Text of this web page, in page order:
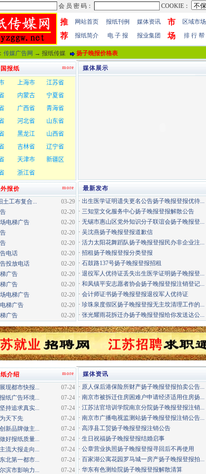
推
荐
网站首页 报纸刊例 媒体资讯
市
场
区域市场
报纸简介
电 子 报 报业集团 排 行 帮
传媒广告网 → 报纸传媒 扬子晚报价格表
媒体展示
最新发布
· 出生医学证明遗失更名公告扬子晚报登报优待...
· 三知堂文化服务中心扬子晚报登报解散公告
· 无锡市惠山区党外知识分子联谊会扬子晚报登...
· 吴沈燕扬子晚报登报道歉信
· 活力太阳花舞蹈队扬子晚报登报民办非企业注...
· 招租扬子晚报登报分类登报
· 石鼓路137号扬子晚报登报招租
· 退役军人优待证丢失出生医学证明扬子晚报登...
· 和凤镇平安志愿者协会扬子晚报登报注销登记...
· 会计师证书扬子晚报登报退役军人优待证
· 珍珠泉度假区扬子晚报登报无主坟清理工作的...
· 张光耀雨花拆迁办扬子晚报登报给你发送达公...
more
报纸
more
报价
03-29
土工布复合...
02-20
02-20
电梯广告
02-20
02-20
02-20
电话
02-20
投放电话
02-20
广告
02-20
广告
02-20
电梯广告
02-20
梯广告
02-20
广告
媒体资讯
· 原人保后港保险所财产扬子晚报登报拍卖公告...
· 南京市被拆迁住房困难户申请经济适用住房扬...
· 江苏法官培训学院南京分院扬子晚报登报注销...
· 南京市广播电视监测站扬子晚报登报注销公告...
· 高淳县工贸扬子晚报登报注销公告
· 生日祝福扬子晚报登报结婚启事
· 公章营业执照扬子晚报登报寻回后不再使用
· 百家湖公寓花园罗马城一房产扬子晚报登报拍...
· 华东有色测绘院扬子晚报登报解散清算
more
介绍
07-24
现都市快报...
07-24
纸广告环境...
07-24
持追求真实...
07-24
天下先
07-24
新品牌做主...
07-24
好报纸质量...
07-24
流大报走向...
07-24
北第一都市...
07-24
滨市影响力...